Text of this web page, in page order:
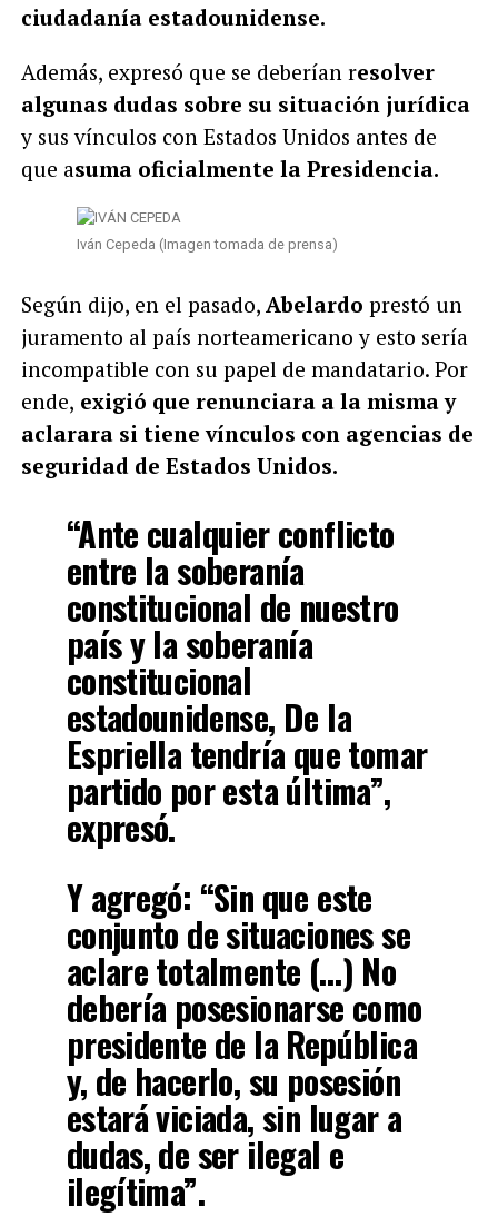
ciudadanía estadounidense.
Además, expresó que se deberían resolver
algunas dudas sobre su situación jurídica
y sus vínculos con Estados Unidos antes de
que asuma oficialmente la Presidencia.
Iván Cepeda (Imagen tomada de prensa)
Según dijo, en el pasado, Abelardo prestó un
juramento al país norteamericano y esto sería
incompatible con su papel de mandatario. Por
ende, exigió que renunciara a la misma y
aclarara si tiene vínculos con agencias de
seguridad de Estados Unidos.
“Ante cualquier conflicto
entre la soberanía
constitucional de nuestro
país y la soberanía
constitucional
estadounidense, De la
Espriella tendría que tomar
partido por esta última”,
expresó.
Y agregó: “Sin que este
conjunto de situaciones se
aclare totalmente (…) No
debería posesionarse como
presidente de la República
y, de hacerlo, su posesión
estará viciada, sin lugar a
dudas, de ser ilegal e
ilegítima”.